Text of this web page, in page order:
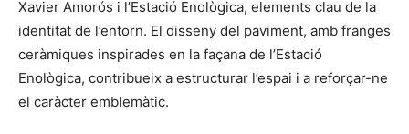
Xavier Amorós i l’Estació Enològica, elements clau de la
identitat de l’entorn. El disseny del paviment, amb franges
ceràmiques inspirades en la façana de l’Estació
Enològica, contribueix a estructurar l’espai i a reforçar-ne
el caràcter emblemàtic.